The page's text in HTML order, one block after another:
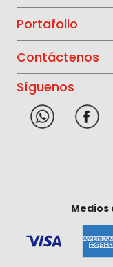
Portafolio
Contáctenos
Síguenos
Medios